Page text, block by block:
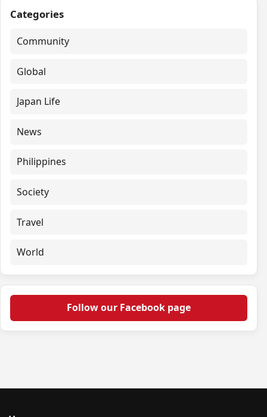
Categories
Community
Global
Japan Life
News
Philippines
Society
Travel
World
Follow our Facebook page